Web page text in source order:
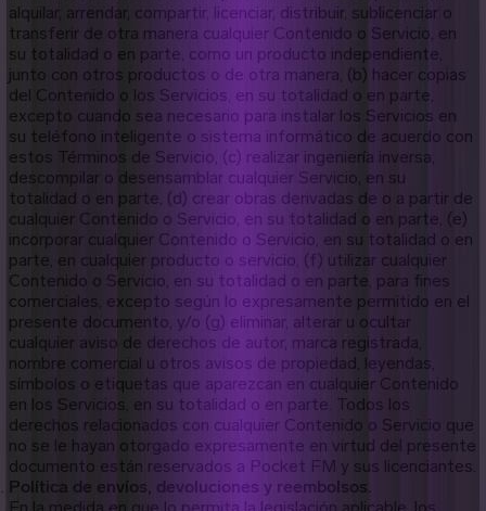
alquilar, arrendar, compartir, licenciar, distribuir, sublicenciar o
transferir de otra manera cualquier Contenido o Servicio, en
su totalidad o en parte, como un producto independiente,
junto con otros productos o de otra manera, (b) hacer copias
del Contenido o los Servicios, en su totalidad o en parte,
excepto cuando sea necesario para instalar los Servicios en
su teléfono inteligente o sistema informático de acuerdo con
estos Términos de Servicio, (c) realizar ingeniería inversa,
descompilar o desensamblar cualquier Servicio, en su
totalidad o en parte, (d) crear obras derivadas de o a partir de
cualquier Contenido o Servicio, en su totalidad o en parte, (e)
incorporar cualquier Contenido o Servicio, en su totalidad o en
parte, en cualquier producto o servicio, (f) utilizar cualquier
Contenido o Servicio, en su totalidad o en parte, para fines
comerciales, excepto según lo expresamente permitido en el
presente documento, y/o (g) eliminar, alterar u ocultar
cualquier aviso de derechos de autor, marca registrada,
nombre comercial u otros avisos de propiedad, leyendas,
símbolos o etiquetas que aparezcan en cualquier Contenido
en los Servicios, en su totalidad o en parte. Todos los
derechos relacionados con cualquier Contenido o Servicio que
no se le hayan otorgado expresamente en virtud del presente
documento están reservados a Pocket FM y sus licenciantes.
Política de envíos, devoluciones y reembolsos.